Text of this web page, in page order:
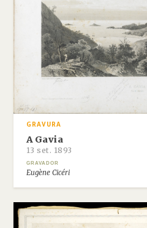
GRAVURA
A Gavia
13 set. 1893
GRAVADOR
Eugène Cicéri